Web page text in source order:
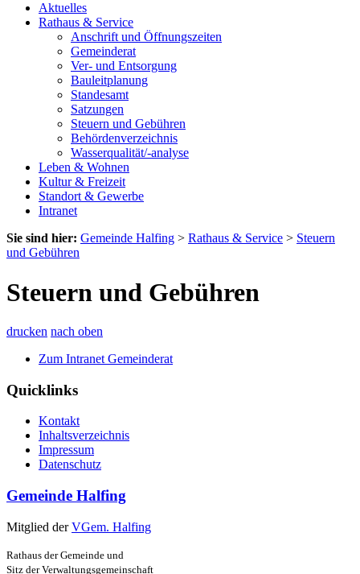
Aktuelles
Rathaus & Service
Anschrift und Öffnungszeiten
Gemeinderat
Ver- und Entsorgung
Bauleitplanung
Standesamt
Satzungen
Steuern und Gebühren
Behördenverzeichnis
Wasserqualität/-analyse
Leben & Wohnen
Kultur & Freizeit
Standort & Gewerbe
Intranet
Sie sind hier: Gemeinde Halfing > Rathaus & Service > Steuern
und Gebühren
Steuern und Gebühren
drucken nach oben
Zum Intranet Gemeinderat
Quicklinks
Kontakt
Inhaltsverzeichnis
Impressum
Datenschutz
Gemeinde Halfing
Mitglied derVGem. Halfing
Rathaus der Gemeinde und
Sitz der Verwaltungsgemeinschaft